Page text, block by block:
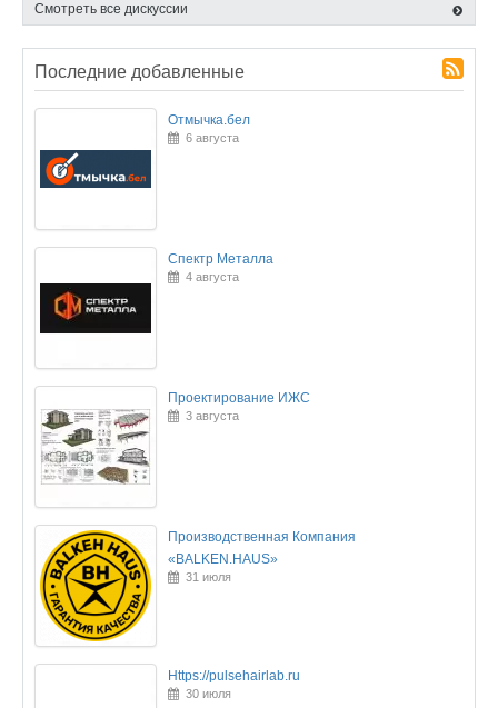
Смотреть все дискуссии
Последние добавленные
Отмычка.бел
6 августа
Спектр Металла
4 августа
Проектирование ИЖС
3 августа
Производственная Компания
«BALKEN.HAUS»
31 июля
Https://pulsehairlab.ru
30 июля